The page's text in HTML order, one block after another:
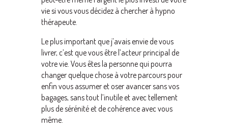
vie si vous vous décidez à chercher à hypno
thérapeute.
Le plus important que j’avais envie de vous
livrer, c’est que vous être l’acteur principal de
votre vie. Vous êtes la personne qui pourra
changer quelque chose à votre parcours pour
enfin vous assumer et oser avancer sans vos
bagages, sans tout l’inutile et avec tellement
plus de sérénité et de cohérence avec vous
même.